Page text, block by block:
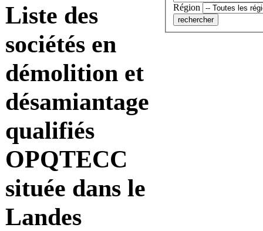
Liste des
sociétés en
démolition et
désamiantage
qualifiés
OPQTECC
située dans le
Landes
Région